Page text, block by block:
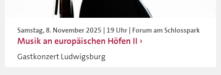
Samstag, 8. November 2025 | 19 Uhr | Forum am Schlosspark
Musik an europäischen Höfen II
Gastkonzert Ludwigsburg